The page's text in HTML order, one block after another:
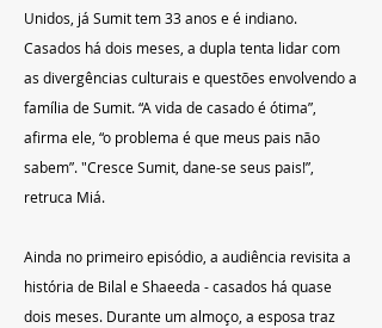
Unidos, já Sumit tem 33 anos e é indiano.
Casados há dois meses, a dupla tenta lidar com
as divergências culturais e questões envolvendo a
família de Sumit. “A vida de casado é ótima”,
afirma ele, “o problema é que meus pais não
sabem”. "Cresce Sumit, dane-se seus pais!”,
retruca Miá.
Ainda no primeiro episódio, a audiência revisita a
história de Bilal e Shaeeda - casados há quase
dois meses. Durante um almoço, a esposa traz